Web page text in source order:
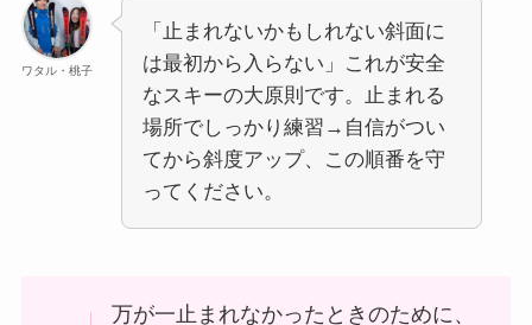
ワタル・桃子
「止まれないかもしれない斜面に
は最初から入らない」これが安全
なスキーの大原則です。止まれる
場所でしっかり練習→自信がつい
てから斜度アップ、この順番を守
ってください。
万が一止まれなかったときのために、